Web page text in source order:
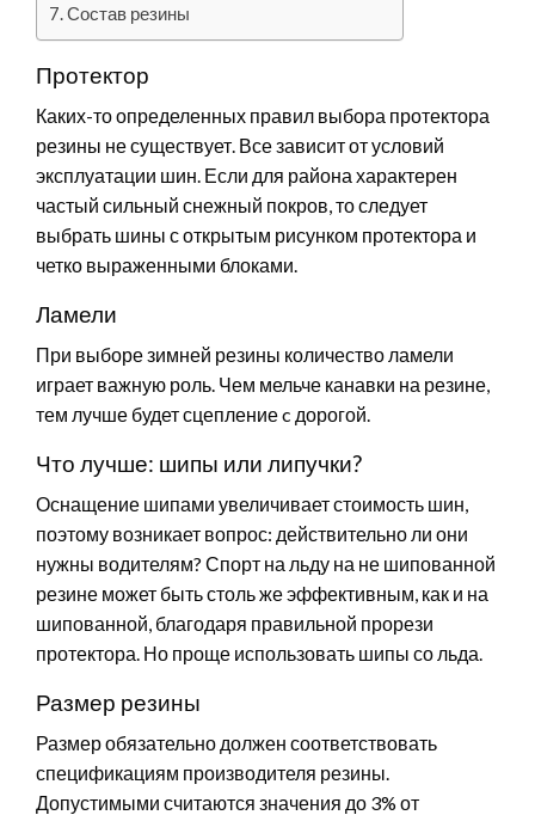
Состав резины
Протектор
Каких-то определенных правил выбора протектора
резины не существует. Все зависит от условий
эксплуатации шин. Если для района характерен
частый сильный снежный покров, то следует
выбрать шины с открытым рисунком протектора и
четко выраженными блоками.
Ламели
При выборе зимней резины количество ламели
играет важную роль. Чем мельче канавки на резине,
тем лучше будет сцепление c дорогой.
Что лучше: шипы или липучки?
Оснащение шипами увеличивает стоимость шин,
поэтому возникает вопрос: действительно ли они
нужны водителям? Спорт на льду на не шипованной
резине может быть столь же эффективным, как и на
шипованной, благодаря правильной прорези
протектора. Но проще использовать шипы со льда.
Размер резины
Размер обязательно должен соответствовать
спецификациям производителя резины.
Допустимыми считаются значения до 3% от